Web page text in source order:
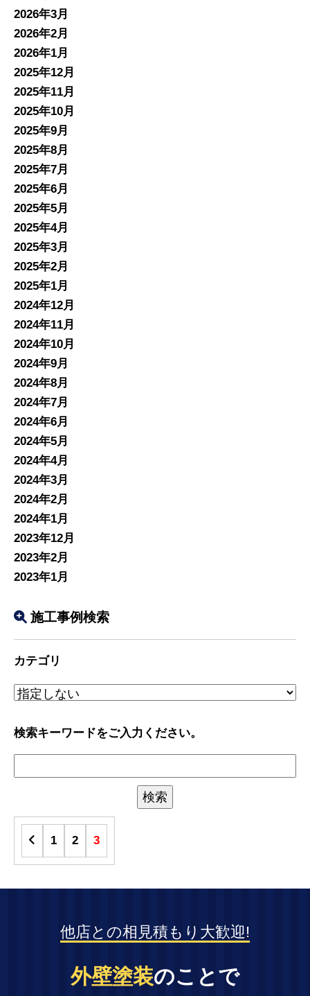
2026年3月
2026年2月
2026年1月
2025年12月
2025年11月
2025年10月
2025年9月
2025年8月
2025年7月
2025年6月
2025年5月
2025年4月
2025年3月
2025年2月
2025年1月
2024年12月
2024年11月
2024年10月
2024年9月
2024年8月
2024年7月
2024年6月
2024年5月
2024年4月
2024年3月
2024年2月
2024年1月
2023年12月
2023年2月
2023年1月
施工事例検索
カテゴリ
検索キーワードをご入力ください。
1 2 3
他店との相見積もり大歓迎!
外壁塗装のことで